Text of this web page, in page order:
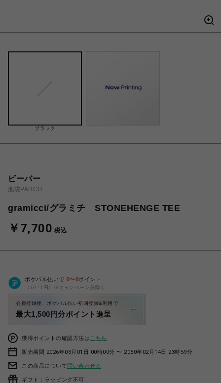
ブラック
ビーバー
池袋PARCO
gramicci/グラミチ STONEHENGE TEE
￥7,700 税込
ポケパル払いで 0〜0ポイント
（1P=1円）※キャンペーン分除く
会員登録後、ポケパル払い初回登録&利用で
最大1,500円分ポイント進呈
獲得ポイントの確認方法は こちら
販売期間 2026年03月01日 00時00分 〜 2050年02月14日 23時59分
この商品について問い合わせる
ギフト：ラッピング不可